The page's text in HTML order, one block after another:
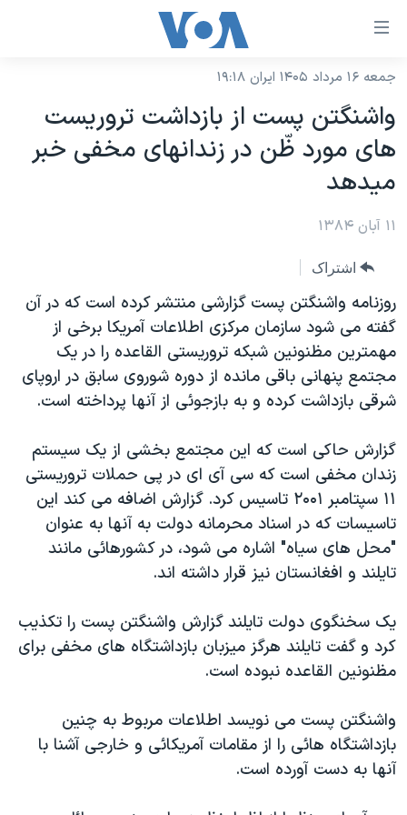
لینکهای
دسترسی
جهش
محتوای
اصلی
صفحه
جهش
به
جستجو
نسخه سبک وب‌سایت
موضوع ها
ایران
آمریکا
جهان
ورزشی
گزیده‌ها
ویژه برنامه‌ها
ویدیوها
حقوق شهروندی
اقتصادی
علم و فناوری
اسرائیل در جنگ
آرشیو پخش زنده
برنامه های تلویزیونی
جدول برنامه ها
صفحه‌های ویژه
جام جهانی ۲۰۲۶
عملیات خشم حماسی
۲۵۰سالگی آمریکا
بایگانی برنامه‌های تلویزیونی
انتخابات ریاست جمهوری آمریکا ۲۰۲۴
حمله جمهوری اسلامی به اسرائیل
رمز مهسا
ورزش زنان در ایران
مجموعه مستندهای دادخواهی
تریبونال مردمی آبان ۹۸
چهل سال گروگان‌گیری
قانون شفافیت دارائی کادر رهبری ایران
فرکانس‌های صدای آمریکا
پخش رادیویی
یادگیری زبان انگلیسی
زبانهای مختلف
جمعه ۱۶ مرداد ۱۴۰۵ ایران ۱۹:۱۸
واشنگتن پست از بازداشت تروريست
های مورد ظّن در زندانهای مخفی خبر
ميدهد
۱۱ آبان ۱۳۸۴
اشتراک
روزنامه واشنگتن پست گزارشی منتشر کرده است که در آن
گفته می شود سازمان مرکزی اطلاعات آمریکا برخی از
مهمترین مظنونین شبکه تروریستی القاعده را در یک
مجتمع پنهانی باقی مانده از دوره شوروی سابق در اروپای
شرقی بازداشت کرده و به بازجوئی از آنها پرداخته است.
گزارش حاکی است که این مجتمع بخشی از یک سیستم
زندان مخفی است که سی آی ای در پی حملات تروریستی
۱۱ سپتامبر ۲۰۰۱ تاسیس کرد. گزارش اضافه می کند این
تاسیسات که در اسناد محرمانه دولت به آنها به عنوان
"محل های سياه" اشاره می شود، در کشورهائی مانند
تایلند و افغانستان نیز قرار داشته اند.
یک سخنگوی دولت تایلند گزارش واشنگتن پست را تکذیب
کرد و گفت تایلند هرگز ميزبان بازداشتگاه های مخفی برای
مظنونین القاعده نبوده است.
واشنگتن پست می نویسد اطلاعات مربوط به چنین
بازداشتگاه هائی را از مقامات آمریکائی و خارجی آشنا با
آنها به دست آورده است.